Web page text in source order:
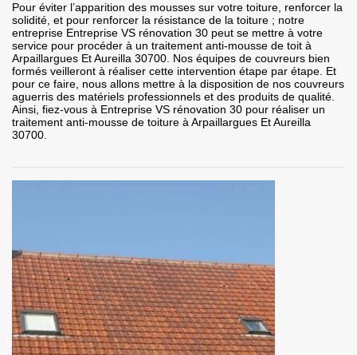
Pour éviter l’apparition des mousses sur votre toiture, renforcer la
solidité, et pour renforcer la résistance de la toiture ; notre
entreprise Entreprise VS rénovation 30 peut se mettre à votre
service pour procéder à un traitement anti-mousse de toit à
Arpaillargues Et Aureilla 30700. Nos équipes de couvreurs bien
formés veilleront à réaliser cette intervention étape par étape. Et
pour ce faire, nous allons mettre à la disposition de nos couvreurs
aguerris des matériels professionnels et des produits de qualité.
Ainsi, fiez-vous à Entreprise VS rénovation 30 pour réaliser un
traitement anti-mousse de toiture à Arpaillargues Et Aureilla
30700.